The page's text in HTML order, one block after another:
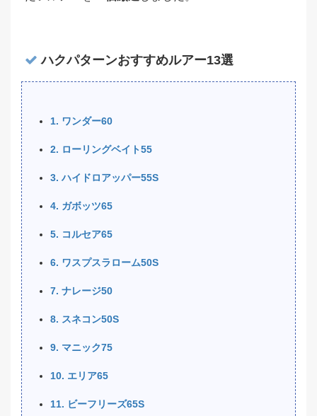
ハクパターンおすすめルアー13選
1. ワンダー60
2. ローリングベイト55
3. ハイドロアッパー55S
4. ガボッツ65
5. コルセア65
6. ワスプスラローム50S
7. ナレージ50
8. スネコン50S
9. マニック75
10. エリア65
11. ビーフリーズ65S